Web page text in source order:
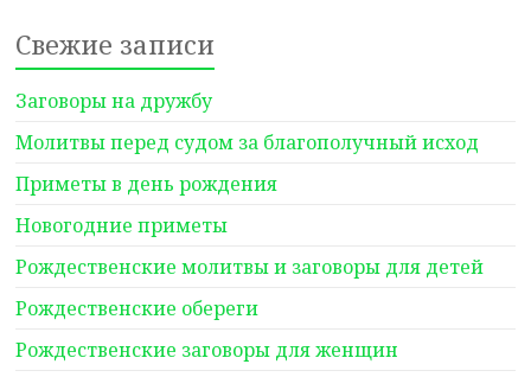
Свежие записи
Заговоры на дружбу
Молитвы перед судом за благополучный исход
Приметы в день рождения
Новогодние приметы
Рождественские молитвы и заговоры для детей
Рождественские обереги
Рождественские заговоры для женщин